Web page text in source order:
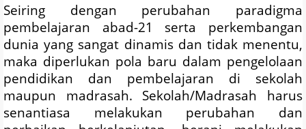
Seiring dengan perubahan paradigma
pembelajaran abad-21 serta perkembangan
dunia yang sangat dinamis dan tidak menentu,
maka diperlukan pola baru dalam pengelolaan
pendidikan dan pembelajaran di sekolah
maupun madrasah. Sekolah/Madrasah harus
senantiasa melakukan perubahan dan